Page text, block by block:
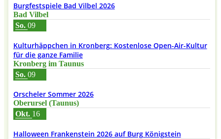
Burgfestspiele Bad Vilbel 2026
Bad Vilbel
So. 09
Kulturhäppchen in Kronberg: Kostenlose Open-Air-Kultur
für die ganze Familie
Kronberg im Taunus
So. 09
Orscheler Sommer 2026
Oberursel (Taunus)
Okt. 16
Halloween Frankenstein 2026 auf Burg Königstein